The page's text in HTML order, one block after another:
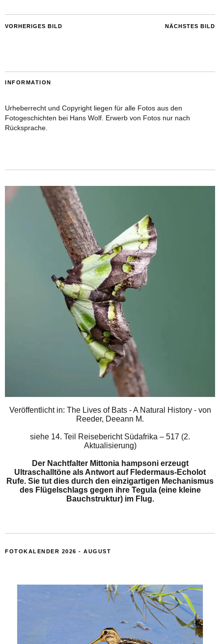
NÄCHSTES BILD
VORHERIGES BILD
INFORMATION
Urheberrecht und Copyright liegen für alle Fotos aus den
Fotogeschichten bei Hans Wolf. Erwerb von Fotos nur nach
Rücksprache.
Veröffentlicht in: The Lives of Bats - A Natural History - von
Reeder, Deeann M.
siehe 14. Teil Reisebericht Südafrika – 517 (2.
Aktualisierung)
Der Nachtfalter Mittonia hampsoni erzeugt
Ultraschalltöne als Antwort auf Fledermaus-Echolot
Rufe. Sie tut dies durch den einzigartigen Mechanismus
des Flügelschlags gegen ihre Tegula (eine kleine
Bauchstruktur) im Flug.
FOTOKALENDER 2026 - AUGUST